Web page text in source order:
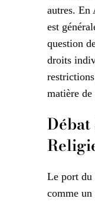
autres. En
est
question
droits
matière
Le port du
comme